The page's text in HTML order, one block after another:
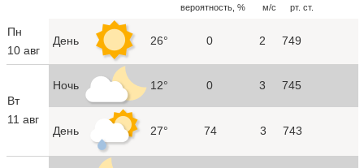
вероятность, %
м/с
рт. ст.
Пн
10 авг
День 26° 0 2 749
Вт
11 авг
Ночь 12° 0 3 745
День 27° 74 3 743